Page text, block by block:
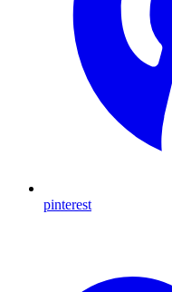
pinterest